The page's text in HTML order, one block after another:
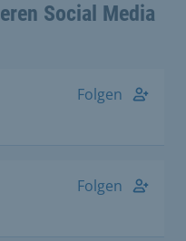
Social Media
Folgen
Folgen